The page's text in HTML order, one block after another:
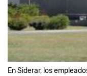
En Siderar, los